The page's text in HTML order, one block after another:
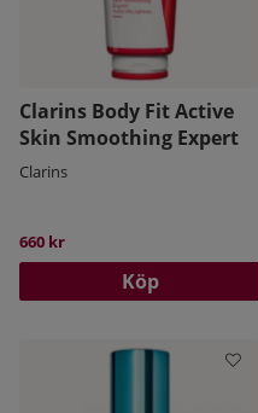
Clarins Body Fit Active
Skin Smoothing Expert
Clarins
660 kr
Köp